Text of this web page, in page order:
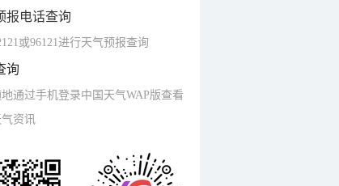
报电话查询
或96121进行天气预报查询
询
地通过手机登录中国天气WAP版查看
资讯